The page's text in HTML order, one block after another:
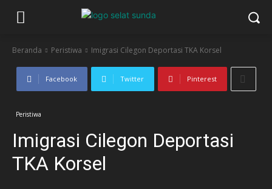
Beranda Peristiwa Imigrasi Cilegon Deportasi TKA Korsel
Facebook Twitter Pinterest
Peristiwa
Imigrasi Cilegon Deportasi
TKA Korsel